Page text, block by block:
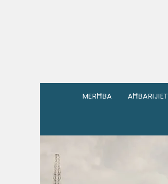
MERĦBA AĦBARIJIET